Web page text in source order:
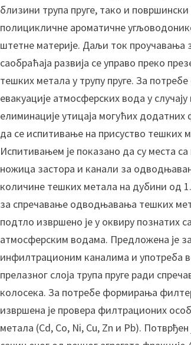
близини трупа пруге, тако и
полицикличне ароматичне
штетне материје. Даљи ток проучавања
саобраћаја развија се управо преко
тешких метала у трупу пруге. За
евакуације атмосферских вода у случају
елиминације утицаја могућих
да се испитивање на присуство тешких
Испитивањем је показано да су места
ножица застора и канали за
количине тешких метала на дубини од
за спречавање одводњавања тешких
подтло извршено је у оквиру познатих
атмосферским водама. Предложена је
инфилтрационим каналима и употреба
прелазног слоја трупа пруге ради
колосека. За потребе формирања
извршена је провера филтрационих
метала (Cd, Co, Ni, Cu, Zn и Pb).